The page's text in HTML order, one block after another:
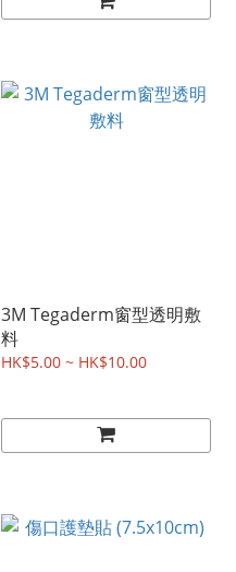
3M Tegaderm窗型透明敷
料
HK$5.00 ~ HK$10.00